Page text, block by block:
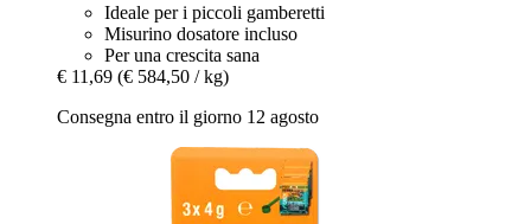
Ideale per i piccoli gamberetti
Misurino dosatore incluso
Per una crescita sana
€ 11,69 (€ 584,50 / kg)
Consegna entro il giorno 12 agosto